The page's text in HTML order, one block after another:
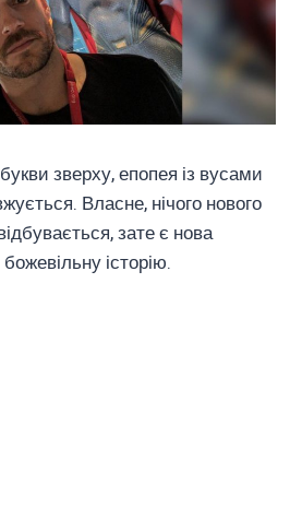
зверху, епопея із вусами
Власне, нічого нового
зате є нова
історію.